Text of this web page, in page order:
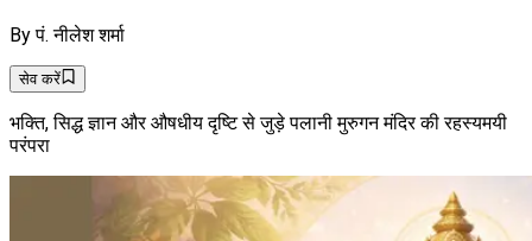
Byपं. नीलेश शर्मा
सेव करें
भक्ति, सिद्ध ज्ञान और औषधीय दृष्टि से जुड़े पलानी मुरुगन मंदिर की रहस्यमयी
परंपरा